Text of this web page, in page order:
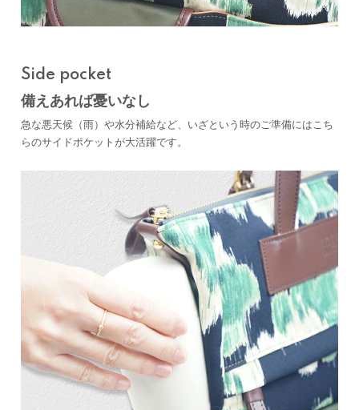
Side pocket
備えあれば憂いなし
急な悪天候（雨）や水分補給など、いざという時のご準備にはこち
らのサイドポケットが大活躍です。